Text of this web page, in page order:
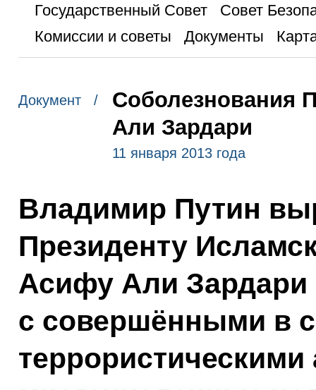
Государственный Совет
Совет
Комиссии и советы
Документы
Документ /
Соболезнования
Али Зардари
11 января 2013 года
Владимир Путин
Президенту
Асифу Али Зардари
с совершёнными в